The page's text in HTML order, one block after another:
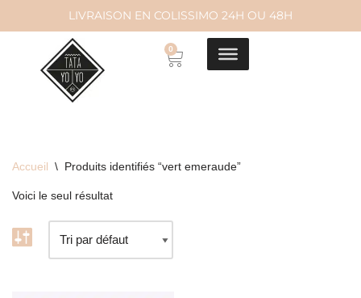
contenu
LIVRAISON EN COLISSIMO 24H OU 48H
0
Accueil \ Produits identifiés “vert emeraude”
Voici le seul résultat